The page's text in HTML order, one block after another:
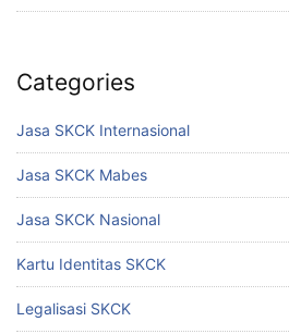
Categories
Jasa SKCK Internasional
Jasa SKCK Mabes
Jasa SKCK Nasional
Kartu Identitas SKCK
Legalisasi SKCK